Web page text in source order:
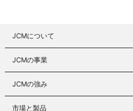
JCMについて
JCMの事業
JCMの強み
市場と製品